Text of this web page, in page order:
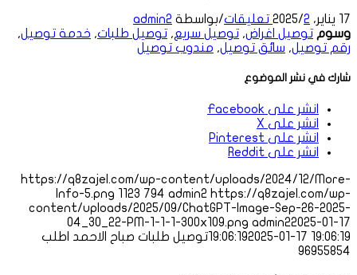
17 يناير، 2025 /2 تعليقات /بواسطة admin2
وسوم توصيل اغراض, توصيل سريع, توصيل طلبات, خدمة توصيل,
رقم توصيل, سائق توصيل, مندوب توصيل
شارك في نشر الموضوع
انشر على Facebook
انشر على X
انشر على Pinterest
انشر على Reddit
https://q8zajel.com/wp-content/uploads/2024/12/More-
Info-5.png 1123 794 admin2 https://q8zajel.com/wp-
content/uploads/2025/09/ChatGPT-Image-Sep-26-2025-
04_30_22-PM-1-1-1-300x109.png admin22025-01-17
19:06:192025-01-17 19:06:19
توصيل طلبات صباح الاحمد اطلب
96955854